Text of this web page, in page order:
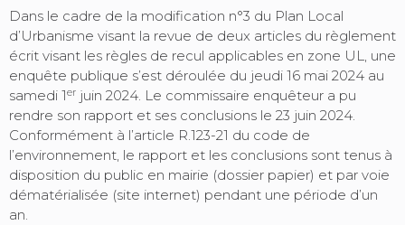
Dans le cadre de la modification n°3 du Plan Local
d’Urbanisme visant la revue de deux articles du règlement
écrit visant les règles de recul applicables en zone UL, une
enquête publique s’est déroulée du jeudi 16 mai 2024 au
samedi 1er juin 2024. Le commissaire enquêteur a pu
rendre son rapport et ses conclusions le 23 juin 2024.
Conformément à l’article R.123-21 du code de
l’environnement, le rapport et les conclusions sont tenus à
disposition du public en mairie (dossier papier) et par voie
dématérialisée (site internet) pendant une période d’un
an.